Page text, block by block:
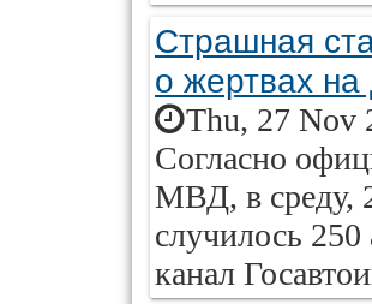
Страшная
о жертвах на
Thu, 27 Nov
Согласно
МВД, в среду,
случилось
канал